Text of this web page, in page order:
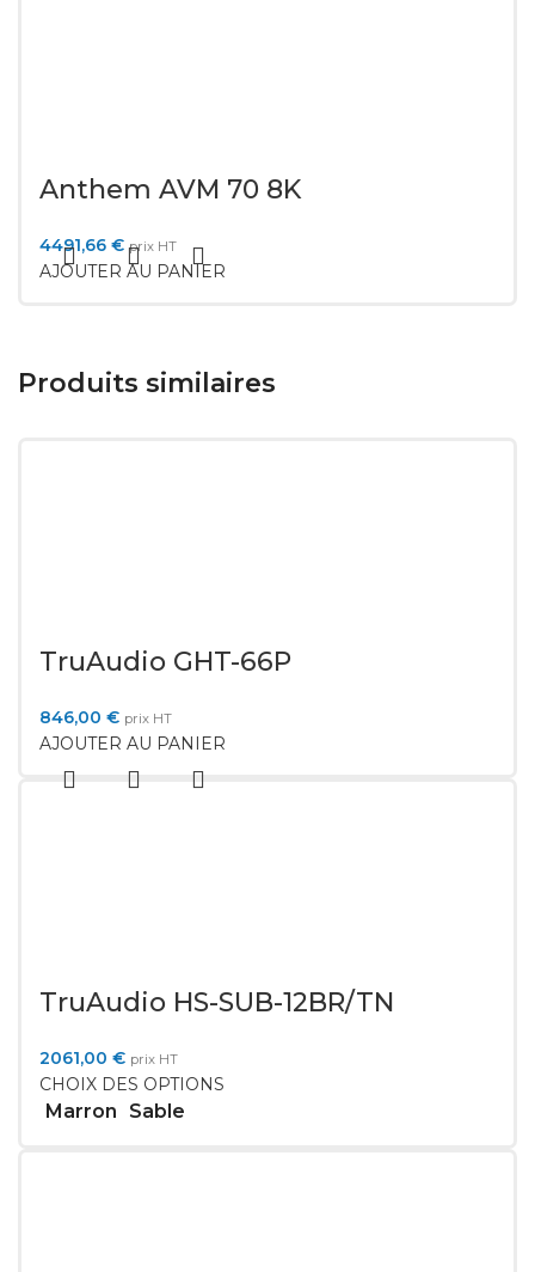
Anthem AVM 70 8K
4491,66 € prix HT
AJOUTER AU PANIER
Produits similaires
TruAudio GHT-66P
846,00 € prix HT
AJOUTER AU PANIER
TruAudio HS-SUB-12BR/TN
2061,00 € prix HT
CHOIX DES OPTIONS
Marron Sable